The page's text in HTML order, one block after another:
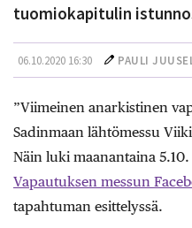
tuomiokapitulin
06.10.2020 16:30 PAULI
”Viimeinen anarkistinen
Sadinmaan lähtömessu
Näin luki maanantaina
Vapautuksen messun
tapahtuman esittelyssä.